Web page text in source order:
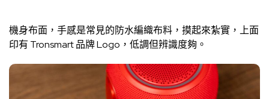
機身布面，手感是常見的防水編織布料，摸起來紮實，上面
印有 Tronsmart 品牌 Logo，低調但辨識度夠。